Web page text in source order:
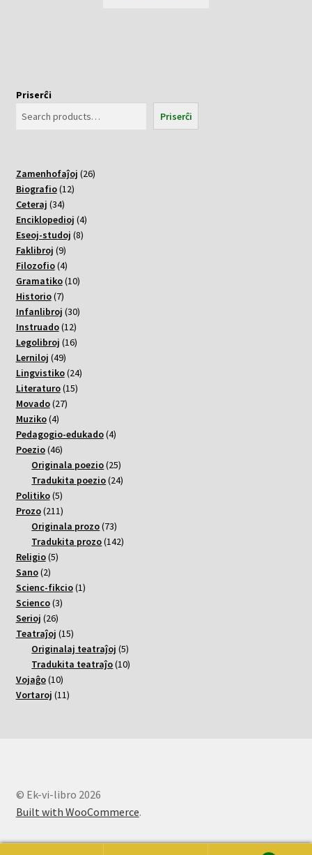
Priserĉi
Priserĉi
Zamenhofaĵoj 2626
Biografio 1212
Ceteraj 3434
varoj
Enciklopedioj 44
Eseoj-studoj 88
Faklibroj 99
varoj
Filozofio 44
varoj
Gramatiko 1010
Historio 77
varoj
Infanlibroj 3030
Instruado 1212
varoj
Legolibroj 1616
Lerniloj 4949
varoj
Lingvistiko 2424
Literaturo 1515
Movado 2727
Muziko 44
varoj
Pedagogio-edukado 44
Poezio 4646
varoj
Originala poezio 2525
varoj
Tradukita poezio 2424
Politiko 55
varoj
Prozo 211211
varoj
Originala prozo 7373
varoj
Tradukita prozo 142142
Religio 55
Sano 22
varoj
Scienc-fikcio 11
Scienco 33
Serioj 2626
varoj
Teatraĵoj 1515
varoj
Originalaj teatraĵoj 55
varoj
Tradukita teatraĵo 1010
Vojaĝo 1010
varoj
Vortaroj 1111
© Ek-vi-libro 2026
Built with WooCommerce.